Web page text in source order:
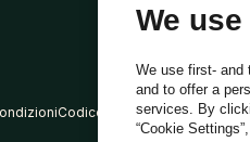
Codice Etico
We
We use first- and
and to offer a
services. By
“Cookie